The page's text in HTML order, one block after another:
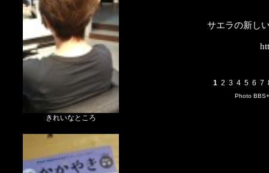
きれいなところ
サエラの新し
1 2 3 4 5 6 7
Photo BBS+